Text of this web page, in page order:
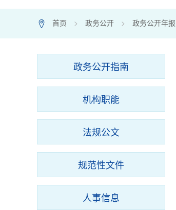
7 首页 > 政务公开 > 政务公开年报
政务公开指南
机构职能
法规公文
规范性文件
人事信息